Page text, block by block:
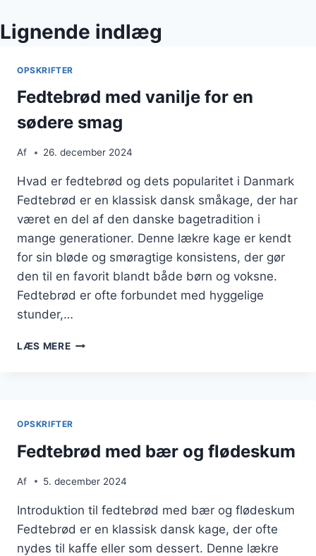
Lignende indlæg
OPSKRIFTER
Fedtebrød med vanilje for en
sødere smag
Af 26. december 2024
Hvad er fedtebrød og dets popularitet i Danmark
Fedtebrød er en klassisk dansk småkage, der har
været en del af den danske bagetradition i
mange generationer. Denne lækre kage er kendt
for sin bløde og smøragtige konsistens, der gør
den til en favorit blandt både børn og voksne.
Fedtebrød er ofte forbundet med hyggelige
stunder,…
LÆS MEREFEDTEBRØD
OPSKRIFTER
Fedtebrød med bær og flødeskum
Af 5. december 2024
Introduktion til fedtebrød med bær og flødeskum
Fedtebrød er en klassisk dansk kage, der ofte
nydes til kaffe eller som dessert. Denne lækre